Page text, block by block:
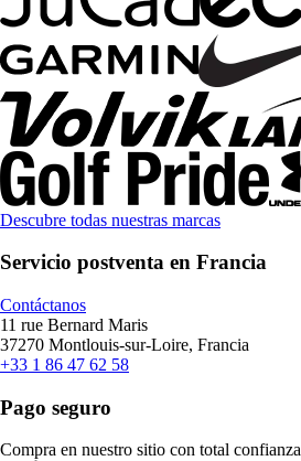
Descubre todas nuestras marcas
Servicio postventa en Francia
Contáctanos
11 rue Bernard Maris
37270 Montlouis-sur-Loire, Francia
+33 1 86 47 62 58
Pago seguro
Compra en nuestro sitio con total confianza